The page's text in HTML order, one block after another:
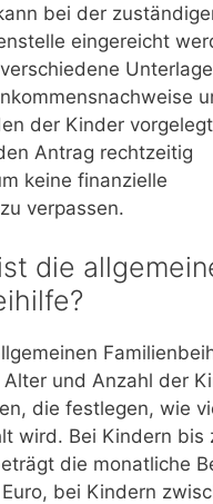
bei der
eingereicht
der Kinder
Antrag rechtzeitig
keine finanzielle
verpassen.
die
und Anzahl der
die festlegen, wie
wird. Bei Kindern bis
die monatliche
bei Kindern